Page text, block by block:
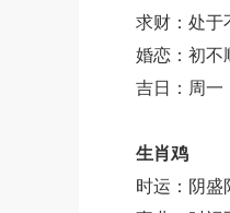
求财：处于不
婚恋：初不顺
吉日：周一
生肖鸡
时运：阴盛